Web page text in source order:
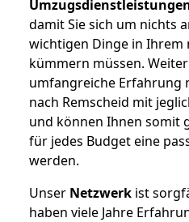
damit Sie sich um nichts
wichtigen Dinge in Ihrem
kümmern müssen.
umfangreiche Erfahrung
nach Remscheid mit
und können Ihnen somit
für jedes Budget eine
werden.
Unser Netzwerk ist
haben viele Jahre